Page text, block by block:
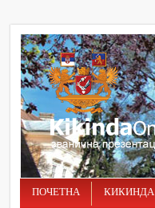
ПОЧЕТНА КИКИНДА